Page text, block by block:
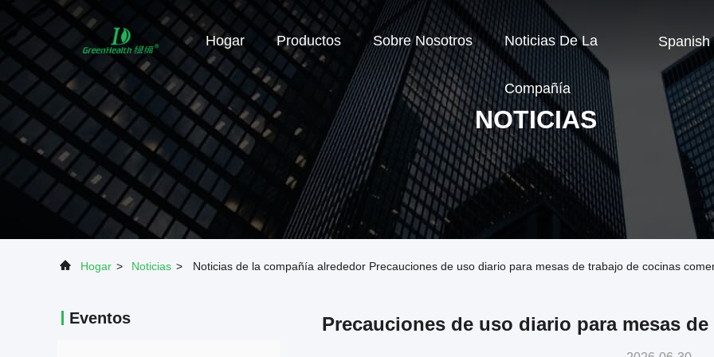
Hogar Productos Sobre Nosotros Noticias De La
Compañía
Spanish
NOTICIAS
Hogar > Noticias > Noticias de la compañía alrededor Precauciones de uso diario para mesas de trabajo de cocinas
Eventos Precauciones de uso diario para mesas